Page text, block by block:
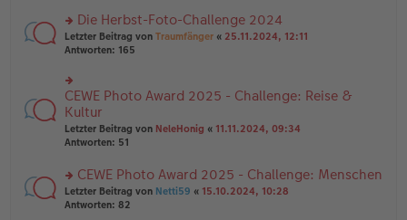
a
g
n
er
B
a
g
g
el
es
n
er
B
ei
tr
a
rs
te
u
n
g
el
es
e
er
B
ei
tr
Die Herbst-Foto-Challenge 2024
Letzter Beitrag von Traumfänger « 25.11.2024, 12:11
Antworten: 165
rs
te
r
u
n
el
es
e
CEWE Photo Award 2025 - Challenge: Reise &
Kultur
Letzter Beitrag von NeleHonig « 11.11.2024, 09:34
Antworten: 51
rs
te
CEWE Photo Award 2025 - Challenge: Menschen
Letzter Beitrag von Netti59 « 15.10.2024, 10:28
Antworten: 82